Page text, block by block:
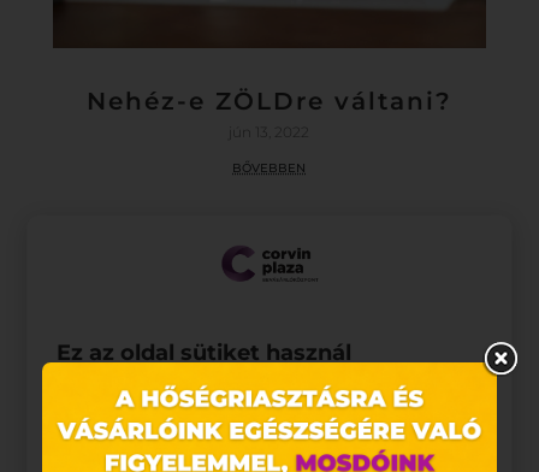
Nehéz-e ZÖLDre váltani?
bővebben
Ez az oldal sütiket használ
Weboldalunkon „cookie"-kat (továbbiakban „süti")
alkalmazunk. Ezek olyan fájlok, melyek információt
tárolnak webes böngészőjében. Ehhez az Ön